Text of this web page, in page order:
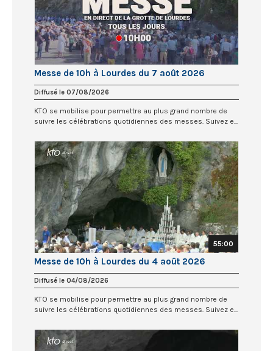
Messe de 10h à Lourdes du 7 août 2026
Diffusé le 07/08/2026
KTO se mobilise pour permettre au plus grand nombre de
suivre les célébrations quotidiennes des messes. Suivez e...
55:00
Messe de 10h à Lourdes du 4 août 2026
Diffusé le 04/08/2026
KTO se mobilise pour permettre au plus grand nombre de
suivre les célébrations quotidiennes des messes. Suivez e...